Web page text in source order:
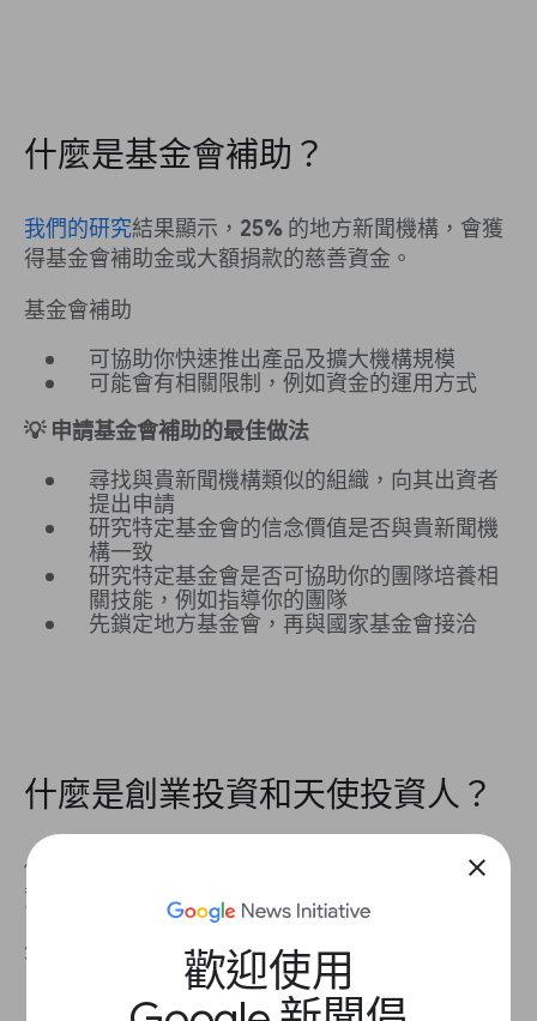
close
歡迎使用
什麼是基金會補助？
我們的研究結果顯示， 25% 的地方新聞機構，會獲
得基金會補助金或大額捐款的慈善資金。
基金會補助
可協助你快速推出產品及擴大機構規模
可能會有相關限制，例如資金的運用方式
💡 申請基金會補助的最佳做法
尋找與貴新聞機構類似的組織，向其出資者
提出申請
研究特定基金會的信念價值是否與貴新聞機
構一致
研究特定基金會是否可協助你的團隊培養相
關技能，例如指導你的團隊
先鎖定地方基金會，再與國家基金會接洽
什麼是創業投資和天使投資人？
你可以透過
等外部來源取得
資金。
外部投資者
提供資金換取股權